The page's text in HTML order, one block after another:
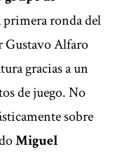
primera ronda del
Alfaro
gracias a un
de juego. No
sobre
Miguel